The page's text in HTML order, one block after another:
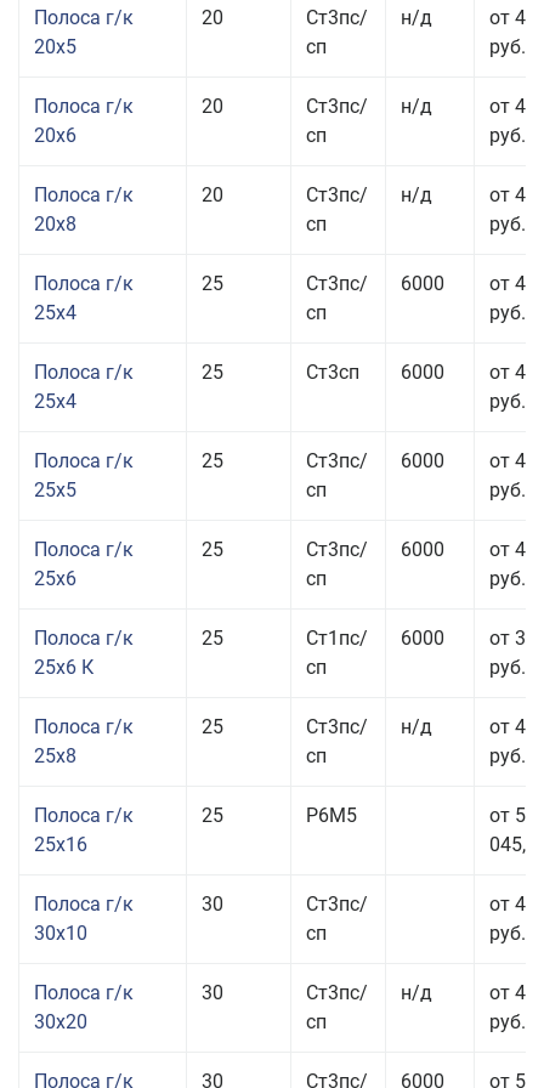
Полоса г/к
20x5
20
Ст3пс/
сп
н/д
от 43
руб.
Полоса г/к
20x6
20
Ст3пс/
сп
н/д
от 45
руб.
Полоса г/к
20x8
20
Ст3пс/
сп
н/д
от 45
руб.
Полоса г/к
25x4
25
Ст3пс/
сп
6000
от 43
руб.
Полоса г/к
25x4
25 Ст3сп 6000
от 43
руб.
Полоса г/к
25x5
25
Ст3пс/
сп
6000
от 42
руб.
Полоса г/к
25x6
25
Ст3пс/
сп
6000
от 44
руб.
Полоса г/к
25x6 К
25
Ст1пс/
сп
6000
от 35
руб.
Полоса г/к
25x8
25
Ст3пс/
сп
н/д
от 44
руб.
Полоса г/к
25x16
25 Р6М5
от
Полоса г/к
30x10
30
Ст3пс/
сп
от 46
руб.
Полоса г/к
30x20
30
Ст3пс/
сп
н/д
от 44
руб.
Полоса г/к 30 Ст3пс/ 6000 от 50